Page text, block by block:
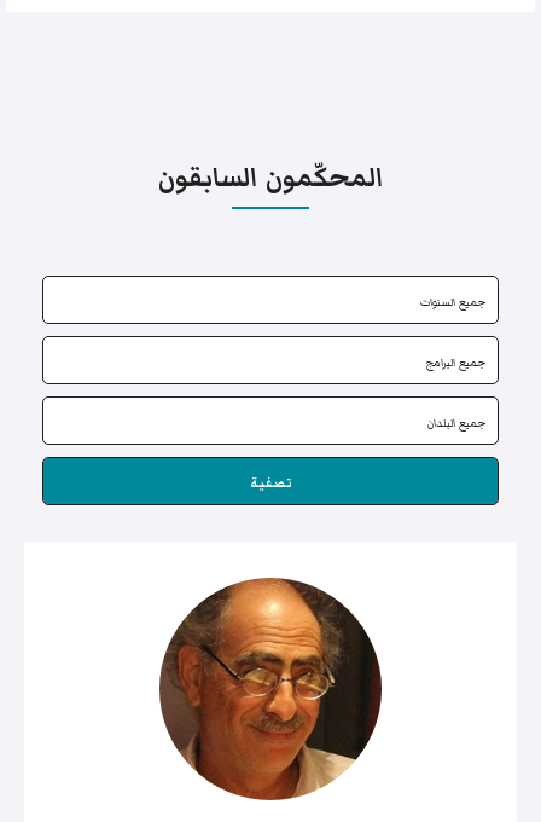
المحكّمون السابقون
تصفية